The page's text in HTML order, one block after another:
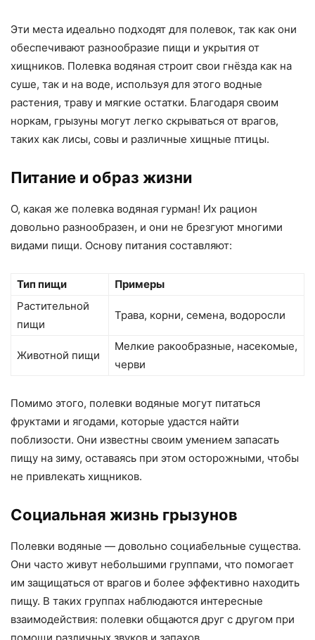
Эти места идеально подходят для полевок, так как они
обеспечивают разнообразие пищи и укрытия от
хищников. Полевка водяная строит свои гнёзда как на
суше, так и на воде, используя для этого водные
растения, траву и мягкие остатки. Благодаря своим
норкам, грызуны могут легко скрываться от врагов,
таких как лисы, совы и различные хищные птицы.
Питание и образ жизни
О, какая же полевка водяная гурман! Их рацион
довольно разнообразен, и они не брезгуют многими
видами пищи. Основу питания составляют:
Тип пищи
Примеры
Растительной
пищи
Трава, корни, семена, водоросли
Животной пищи
Мелкие ракообразные, насекомые,
черви
Помимо этого, полевки водяные могут питаться
фруктами и ягодами, которые удастся найти
поблизости. Они известны своим умением запасать
пищу на зиму, оставаясь при этом осторожными, чтобы
не привлекать хищников.
Социальная жизнь грызунов
Полевки водяные — довольно социабельные существа.
Они часто живут небольшими группами, что помогает
им защищаться от врагов и более эффективно находить
пищу. В таких группах наблюдаются интересные
взаимодействия: полевки общаются друг с другом при